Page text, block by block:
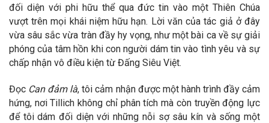
đối diện với phi hữu thể qua đức tin vào một Thiên Chúa
vượt trên mọi khái niệm hữu hạn. Lời văn của tác giả ở đây
vừa sâu sắc vừa tràn đầy hy vọng, như một bài ca về sự giải
phóng của tâm hồn khi con người dám tin vào tình yêu và sự
chấp nhận vô điều kiện từ Đấng Siêu Việt.
Đọc Can đảm là, tôi cảm nhận được một hành trình đầy cảm
hứng, nơi Tillich không chỉ phân tích mà còn truyền động lực
để tôi dám đối diện với những nỗi sợ sâu kín và sống một